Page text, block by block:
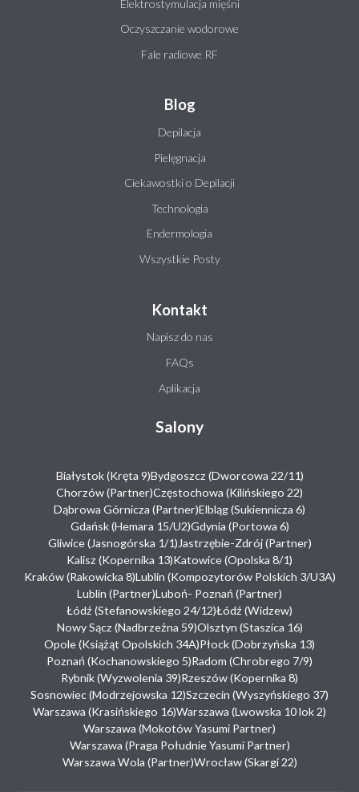
Elektrostymulacja mięśni
Oczyszczanie wodorowe
Fale radiowe RF
Blog
Depilacja
Pielęgnacja
Ciekawostki o Depilacji
Technologia
Endermologia
Wszystkie Posty
Kontakt
Napisz do nas
FAQs
Aplikacja
Salony
Białystok (Kręta 9)Bydgoszcz (Dworcowa 22/11)
Chorzów (Partner)Częstochowa (Kilińskiego 22)
Dąbrowa Górnicza (Partner)Elbląg (Sukiennicza 6)
Gdańsk (Hemara 15/U2)Gdynia (Portowa 6)
Gliwice (Jasnogórska 1/1) Jastrzębie-Zdrój (Partner)
Kalisz (Kopernika 13)Katowice (Opolska 8/1)
Kraków (Rakowicka 8)Lublin (Kompozytorów Polskich 3/U3A)
Lublin (Partner)Luboń- Poznań (Partner)
Łódź (Stefanowskiego 24/12)Łódź (Widzew)
Nowy Sącz (Nadbrzeżna 59)Olsztyn (Staszica 16)
Opole (Książąt Opolskich 34A)Płock (Dobrzyńska 13)
Poznań (Kochanowskiego 5)Radom (Chrobrego 7/9)
Rybnik (Wyzwolenia 39)Rzeszów (Kopernika 8)
Sosnowiec (Modrzejowska 12)Szczecin (Wyszyńskiego 37)
Warszawa (Krasińskiego 16)Warszawa (Lwowska 10 lok 2)
Warszawa (Mokotów Yasumi Partner)
Warszawa (Praga Południe Yasumi Partner)
Warszawa Wola (Partner)Wrocław (Skargi 22)